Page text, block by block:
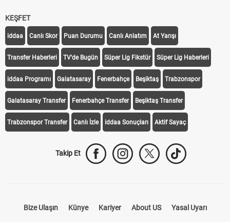
KEŞFET
iddaa Canlı Skor Puan Durumu Canlı Anlatım At Yarışı
Transfer Haberleri TV'de Bugün Süper Lig Fikstür Süper Lig Haberleri
iddaa Programı Galatasaray Fenerbahçe Beşiktaş Trabzonspor
Galatasaray Transfer Fenerbahçe Transfer Beşiktaş Transfer
Trabzonspor Transfer Canlı İzle iddaa Sonuçları Aktif Sayaç
Takip Et
Bize Ulaşın Künye Kariyer About US Yasal Uyarı